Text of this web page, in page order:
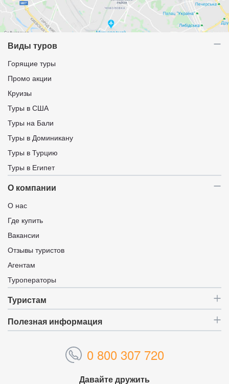
Виды туров
Горящие туры
Промо акции
Круизы
Туры в США
Туры на Бали
Туры в Доминикану
Туры в Турцию
Туры в Египет
О компании
О нас
Где купить
Вакансии
Отзывы туристов
Агентам
Туроператоры
Туристам
Полезная информация
0 800 307 720
Давайте дружить